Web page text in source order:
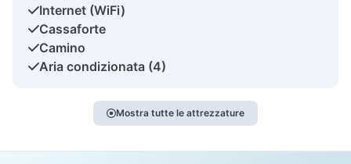
Internet (WiFi)
Cassaforte
Camino
Aria condizionata (4)
Mostra tutte le attrezzature